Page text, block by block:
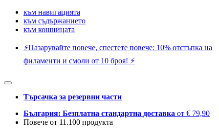
към навигацията
към съдържанието
към кошницата
⚡️Пазарувайте повече, спестете повече: 10% отстъпка на
филаменти и смоли от 10 броя! ⚡️
Търсачка за резервни части
България: Безплатна стандартна доставка от € 79,90
Повече от 11.100 продукта